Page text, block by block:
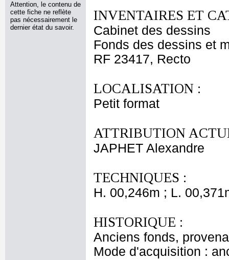
Attention, le contenu de
cette fiche ne reflète
pas nécessairement le
dernier état du savoir.
INVENTAIRES ET
Cabinet des dessins
Fonds des dessins et
RF 23417, Recto
LOCALISATION :
Petit format
ATTRIBUTION
JAPHET Alexandre
TECHNIQUES :
H. 00,246m ; L.
HISTORIQUE :
Anciens fonds,
Mode d'acquisition :